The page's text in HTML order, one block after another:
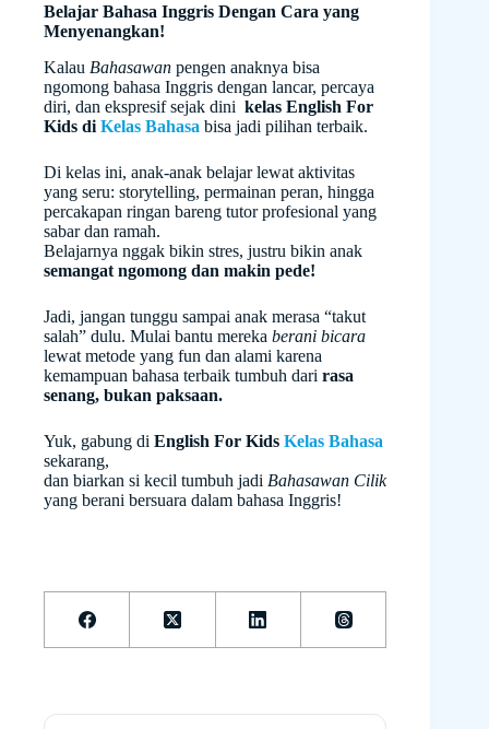
Belajar Bahasa Inggris Dengan Cara yang
Menyenangkan!
Kalau Bahasawan pengen anaknya bisa
ngomong bahasa Inggris dengan lancar, percaya
diri, dan ekspresif sejak dini kelas English For
Kids di Kelas Bahasa bisa jadi pilihan terbaik.
Di kelas ini, anak-anak belajar lewat aktivitas
yang seru: storytelling, permainan peran, hingga
percakapan ringan bareng tutor profesional yang
sabar dan ramah.
Belajarnya nggak bikin stres, justru bikin anak
semangat ngomong dan makin pede!
Jadi, jangan tunggu sampai anak merasa “takut
salah” dulu. Mulai bantu mereka berani bicara
lewat metode yang fun dan alami karena
kemampuan bahasa terbaik tumbuh dari rasa
senang, bukan paksaan.
Yuk, gabung di English For Kids Kelas Bahasa
sekarang,
dan biarkan si kecil tumbuh jadi Bahasawan Cilik
yang berani bersuara dalam bahasa Inggris!